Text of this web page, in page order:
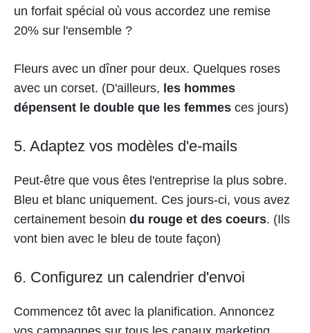
un forfait spécial où vous accordez une remise
20% sur l'ensemble ?
Fleurs avec un dîner pour deux. Quelques roses
avec un corset. (D'ailleurs, les hommes
dépensent le double que les femmes ces jours)
5. Adaptez vos modèles d'e-mails
Peut-être que vous êtes l'entreprise la plus sobre.
Bleu et blanc uniquement. Ces jours-ci, vous avez
certainement besoin du rouge et des coeurs. (Ils
vont bien avec le bleu de toute façon)
6. Configurez un calendrier d'envoi
Commencez tôt avec la planification. Annoncez